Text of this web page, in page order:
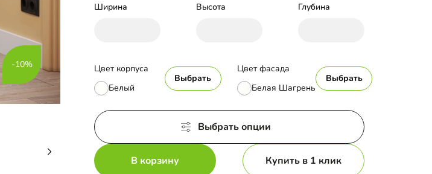
-10%
Ширина Высота Глубина
Цвет корпуса
Белый
Выбрать
Цвет фасада
Белая Шагрень
Выбрать
Выбрать опции
В корзину Купить в 1 клик